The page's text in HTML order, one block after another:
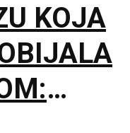
KOJA